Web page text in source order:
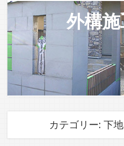
外構
カテゴリー: 下